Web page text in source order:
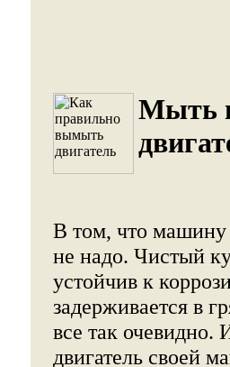
Мыть
В том, что машину
не надо. Чистый
устойчив к
задерживается в
все так очевидно.
двигатель своей